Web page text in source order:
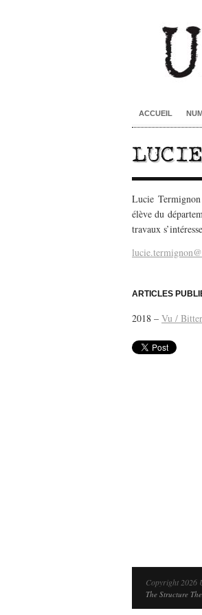
ACCUEIL
Lucie
élève du
travaux
ARTICLES
2018 – Vu /
Copyright 2026
The Structure